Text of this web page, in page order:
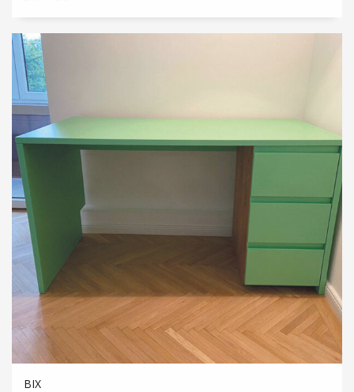
BIX